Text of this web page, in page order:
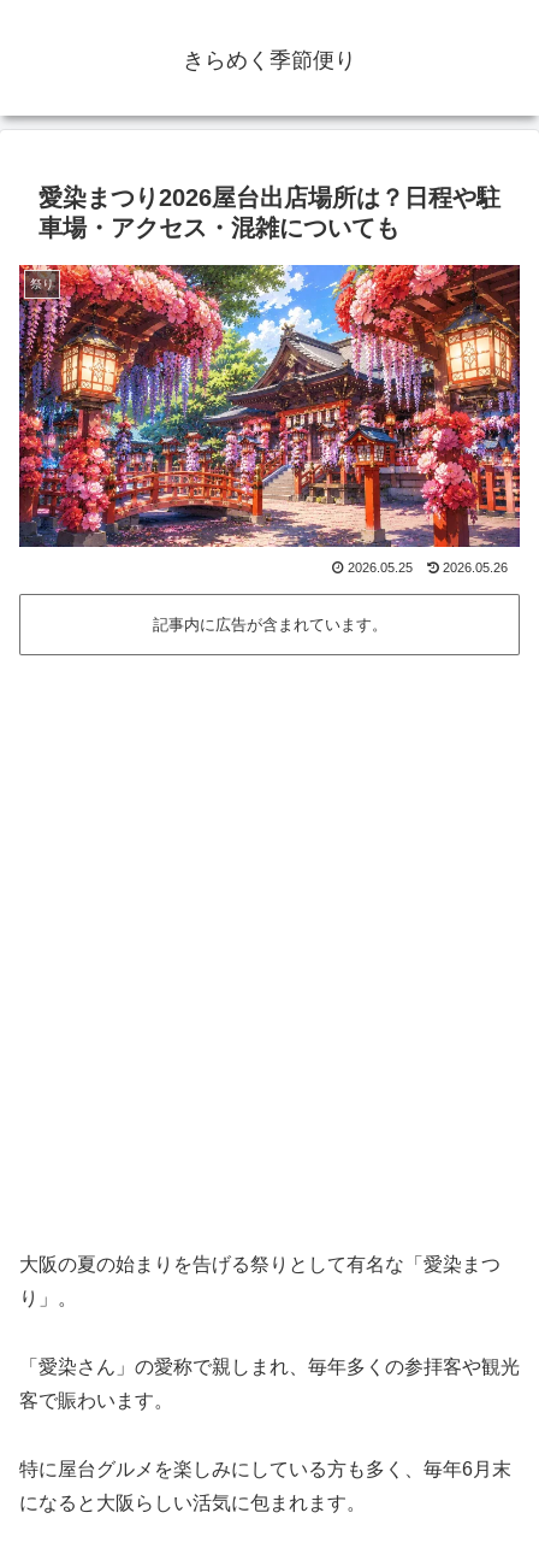
きらめく季節便り
愛染まつり2026屋台出店場所は？日程や駐
車場・アクセス・混雑についても
祭り
2026.05.25 2026.05.26
記事内に広告が含まれています。
大阪の夏の始まりを告げる祭りとして有名な「愛染まつ
り」。
「愛染さん」の愛称で親しまれ、毎年多くの参拝客や観光
客で賑わいます。
特に屋台グルメを楽しみにしている方も多く、毎年6月末
になると大阪らしい活気に包まれます。